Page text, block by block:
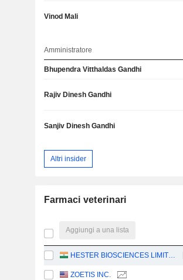
Vinod Mali
Amministratore
Bhupendra Vitthaldas Gandhi
Rajiv Dinesh Gandhi
Sanjiv Dinesh Gandhi
Altri insider
Farmaci veterinari
Aggiungi a una lista
HESTER BIOSCIENCES LIMITED
ZOETIS INC.